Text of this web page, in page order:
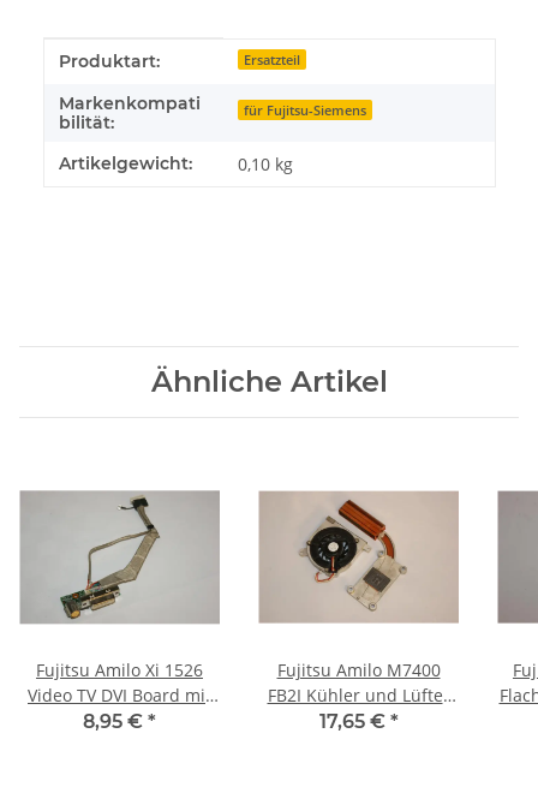
Produkteigenschaft
Wert
Produktart: Ersatzteil
Markenkompati
bilität:
für Fujitsu-Siemens
Artikelgewicht: 0,10 kg
Ähnliche Artikel
Fujitsu Amilo Xi 1526
Video TV DVI Board mit
Kabel 35GCP7100-C0
8,95 € *
Fujitsu Amilo M7400
FB2I Kühler und Lüfter
60.49T03.003 #2951
17,65 € *